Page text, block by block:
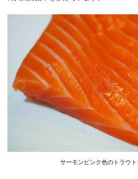
サーモンピンク色のトラウト